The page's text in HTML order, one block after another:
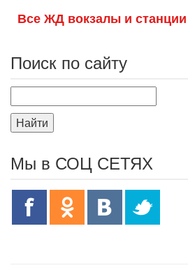
Все ЖД вокзалы и станции
Поиск по сайту
Найти
Мы в СОЦ СЕТЯХ